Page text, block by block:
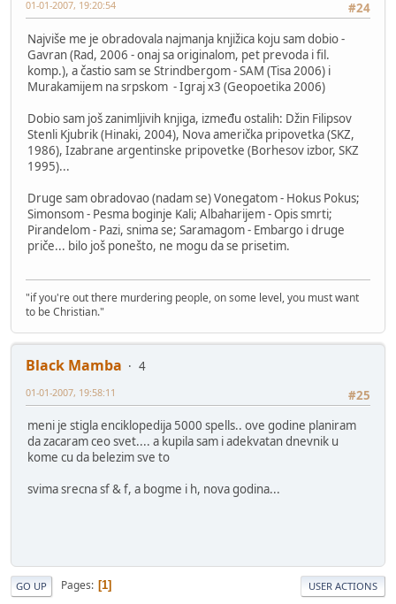
#24
01-01-2007, 19:20:54
Najviše me je obradovala najmanja knjižica koju sam dobio -
Gavran (Rad, 2006 - onaj sa originalom, pet prevoda i fil.
komp.), a častio sam se Strindbergom - SAM (Tisa 2006) i
Murakamijem na srpskom - Igraj x3 (Geopoetika 2006)
Dobio sam još zanimljivih knjiga, između ostalih: Džin Filipsov
Stenli Kjubrik (Hinaki, 2004), Nova američka pripovetka (SKZ,
1986), Izabrane argentinske pripovetke (Borhesov izbor, SKZ
1995)...
Druge sam obradovao (nadam se) Vonegatom - Hokus Pokus;
Simonsom - Pesma boginje Kali; Albaharijem - Opis smrti;
Pirandelom - Pazi, snima se; Saramagom - Embargo i druge
priče... bilo još ponešto, ne mogu da se prisetim.
"if you're out there murdering people, on some level, you must want
to be Christian."
Black Mamba
4
#25
01-01-2007, 19:58:11
meni je stigla enciklopedija 5000 spells.. ove godine planiram
da zacaram ceo svet.... a kupila sam i adekvatan dnevnik u
kome cu da belezim sve to
svima srecna sf & f, a bogme i h, nova godina...
GO UP Pages 1 USER ACTIONS